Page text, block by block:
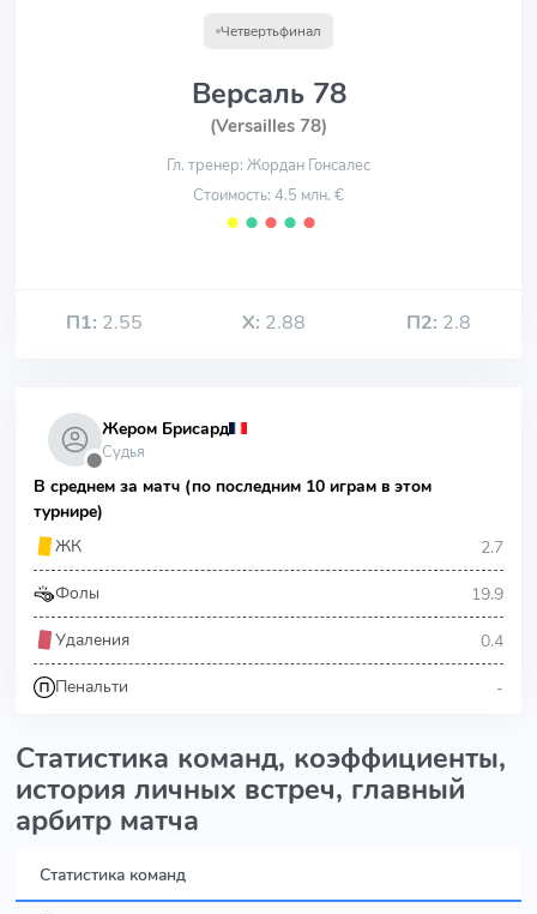
Четвертьфинал
Версаль 78
(Versailles 78)
Гл. тренер: Жордан Гонсалес
Стоимость: 4.5 млн. €
⬤ ⬤ ⬤ ⬤ ⬤
П1: 2.55 Х: 2.88 П2: 2.8
⬤
Жером Брисард
Судья
В среднем за матч (по последним 10 играм в этом
турнире)
ЖК
2.7
Фолы 19.9
Удаления 0.4
Пенальти -
Статистика команд, коэффициенты,
история личных встреч, главный
арбитр матча
Статистика команд